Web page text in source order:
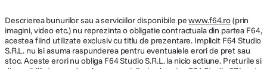
Descrierea bunurilor sau a serviciilor disponibile pewww.f64.ro(prin
imagini, video etc.) nu reprezinta o obligatie contractuala din partea F64,
acestea fiind utilizate exclusiv cu titlu de prezentare. Implicit F64 Studio
S.R.L. nu isi asuma raspunderea pentru eventualele erori de pret sau
stoc. Aceste erori nu obliga F64 Studio S.R.L. la nicio actiune. Preturile si